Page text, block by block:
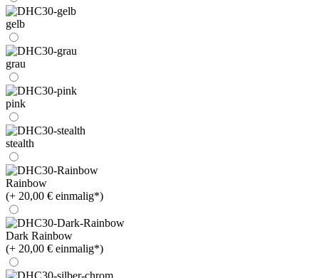
gelb
grau
pink
stealth
Rainbow
(+ 20,00 € einmalig*)
Dark Rainbow
(+ 20,00 € einmalig*)